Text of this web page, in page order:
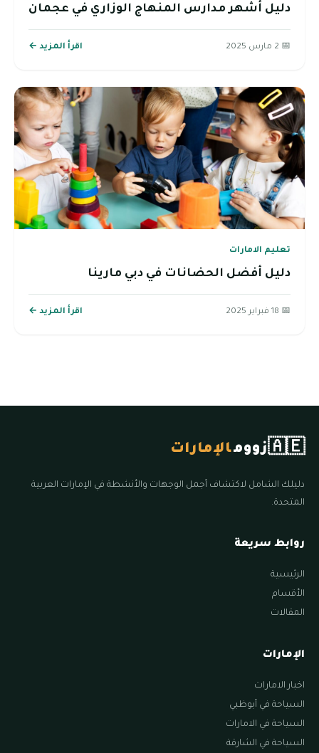
دليل أشهر مدارس المنهاج الوزاري في عجمان
📅 2 مارس 2025 اقرأ المزيد ←
تعليم الامارات
دليل أفضل الحضانات في دبي مارينا
📅 18 فبراير 2025 اقرأ المزيد ←
🇦🇪زوومالإمارات
دليلك الشامل لاكتشاف أجمل الوجهات والأنشطة في الإمارات العربية
المتحدة.
روابط سريعة
الرئيسية
الأقسام
المقالات
الإمارات
اخبار الامارات
السياحة في أبوظبي
السياحة في الامارات
السياحة في الشارقة